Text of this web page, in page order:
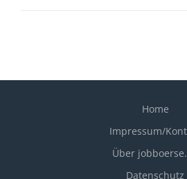
gehört genauso zu Ihren
und Investitionscontrolling sowie
und Handlungsfelder an die
und Führungskräfte,
Home
Impressum/
Über
Datenschutz